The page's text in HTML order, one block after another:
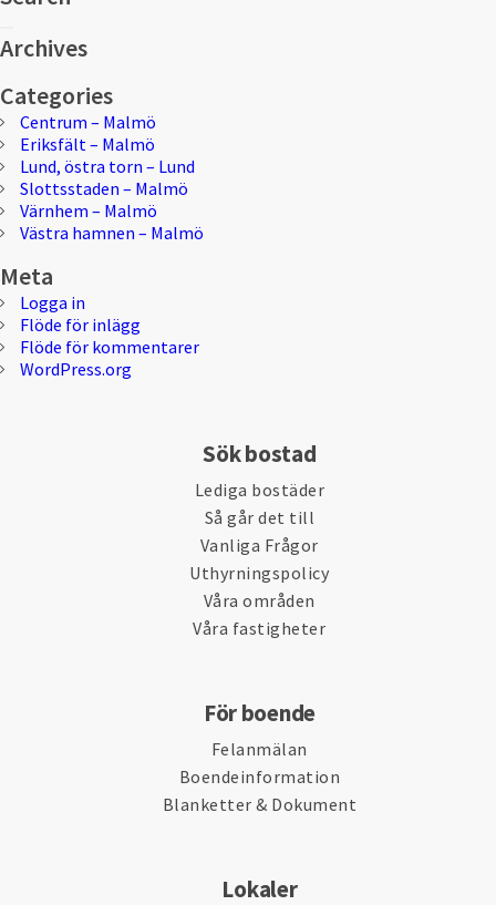
efter:
Archives
Categories
Centrum – Malmö
Eriksfält – Malmö
Lund, östra torn – Lund
Slottsstaden – Malmö
Värnhem – Malmö
Västra hamnen – Malmö
Meta
Logga in
Flöde för inlägg
Flöde för kommentarer
WordPress.org
Sök bostad
Lediga bostäder
Så går det till
Vanliga Frågor
Uthyrningspolicy
Våra områden
Våra fastigheter
För boende
Felanmälan
Boendeinformation
Blanketter & Dokument
Lokaler